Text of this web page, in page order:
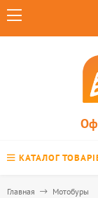
КАТАЛОГ
Главная Мотобуры